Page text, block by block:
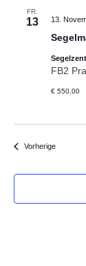
FR.
13 13.
FB2
€ 550,00
Vorherige